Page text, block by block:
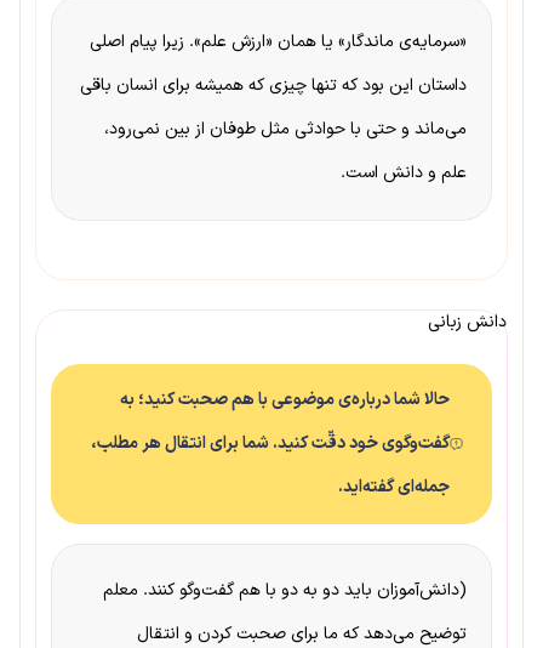
«سرمایه‌ی ماندگار» یا همان «ارزش علم». زیرا پیام اصلی
داستان این بود که تنها چیزی که همیشه برای انسان باقی
می‌ماند و حتی با حوادثی مثل طوفان از بین نمی‌رود،
علم و دانش است.
دانش زبانی
حالا شما درباره‌ی موضوعی با هم صحبت کنید؛ به
گفت‌وگوی خود دقّت کنید. شما برای انتقال هر مطلب،
جمله‌ای گفته‌اید.
(دانش‌آموزان باید دو به دو با هم گفت‌وگو کنند. معلم
توضیح می‌دهد که ما برای صحبت کردن و انتقال